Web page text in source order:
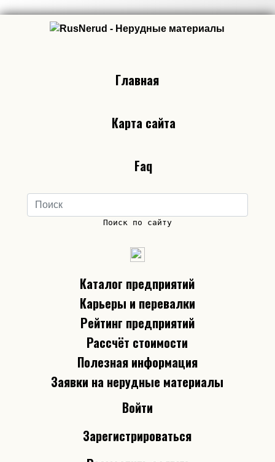
Главная
Карта сайта
Faq
Поиск по сайту
Каталог предприятий
Карьеры и перевалки
Рейтинг предприятий
Рассчёт стоимости
Полезная информация
Заявки на нерудные материалы
Войти
Зарегистрироваться